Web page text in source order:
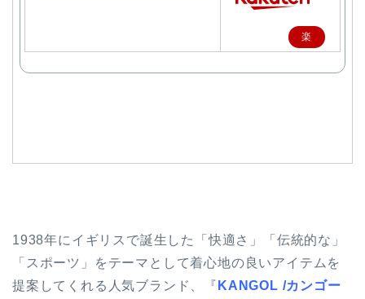
楽
1938年にイギリスで誕生した「快適さ」「伝統的な」
「スポーツ」をテーマとして着心地の良いアイテムを
提案してくれる人気ブランド、『 KANGOL /カンゴー